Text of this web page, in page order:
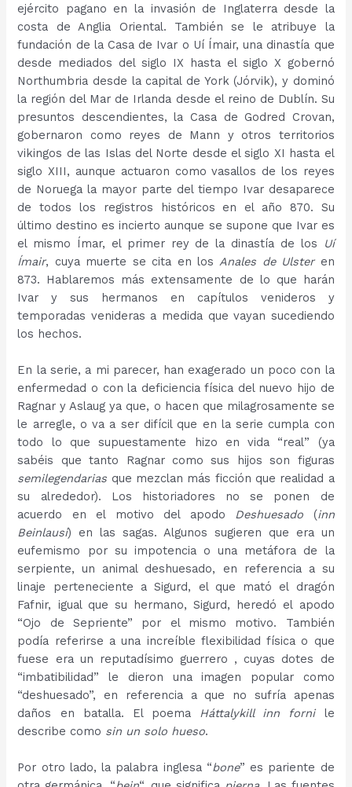
ejército pagano en la invasión de Inglaterra desde la
costa de Anglia Oriental. También se le atribuye la
fundación de la Casa de Ivar o Uí Ímair, una dinastía que
desde mediados del siglo IX hasta el siglo X gobernó
Northumbria desde la capital de York (Jórvik), y dominó
la región del Mar de Irlanda desde el reino de Dublín. Su
presuntos descendientes, la Casa de Godred Crovan,
gobernaron como reyes de Mann y otros territorios
vikingos de las Islas del Norte desde el siglo XI hasta el
siglo XIII, aunque actuaron como vasallos de los reyes
de Noruega la mayor parte del tiempo Ivar desaparece
de todos los registros históricos en el año 870. Su
último destino es incierto aunque se supone que Ivar es
el mismo Ímar, el primer rey de la dinastía de los
Uí
Ímair, cuya muerte se cita en losAnales de Ulsteren
873. Hablaremos más extensamente de lo que harán
Ivar y sus hermanos en capítulos venideros y
temporadas venideras a medida que vayan sucediendo
los hechos.
En la serie, a mi parecer, han exagerado un poco con la
enfermedad o con la deficiencia física del nuevo hijo de
Ragnar y Aslaug ya que, o hacen que milagrosamente se
le arregle, o va a ser difícil que en la serie cumpla con
todo lo que supuestamente hizo en vida “real” (ya
sabéis que tanto Ragnar como sus hijos son figuras
semilegendarias que mezclan más ficción que realidad a
su alrededor). Los historiadores no se ponen de
acuerdo en el motivo del apodo Deshuesado (inn
Beinlausi) en las sagas. Algunos sugieren que era un
eufemismo por su impotencia o una metáfora de la
serpiente, un animal deshuesado, en referencia a su
linaje perteneciente a Sigurd, el que mató el dragón
Fafnir, igual que su hermano, Sigurd, heredó el apodo
“Ojo de Sepriente” por el mismo motivo. También
podía referirse a una increíble flexibilidad física o que
fuese era un reputadísimo guerrero , cuyas dotes de
“imbatibilidad” le dieron una imagen popular como
“deshuesado”, en referencia a que no sufría apenas
daños en batalla. El poema Háttalykill inn fornile
describe como sin un solo hueso.
Por otro lado, la palabra inglesa “bone” es pariente de